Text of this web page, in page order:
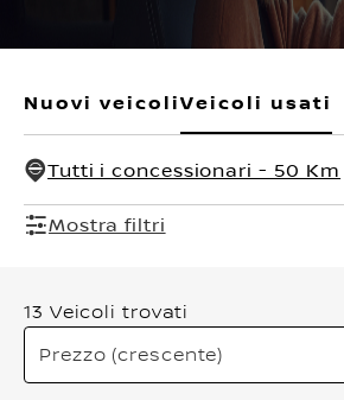
Nuovi veicoliVeicoli usati
Tutti i concessionari - 50 Km
Mostra filtri
13 Veicoli trovati